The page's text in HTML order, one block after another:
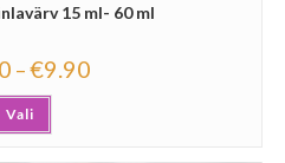
15 ml- 60 ml
–€9.90
Vali